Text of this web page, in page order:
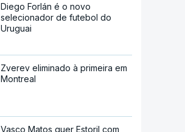
Diego Forlán é o novo
selecionador de futebol do
Uruguai
Zverev eliminado à primeira em
Montreal
Vasco Matos quer Estoril com